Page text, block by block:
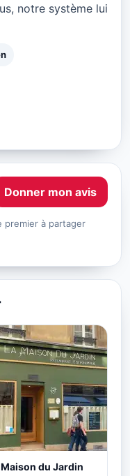
notre système lui
Donner mon avis
premier à partager
Maison du Jardin